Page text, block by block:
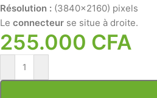
Résolution : (3840×2160) pixels
Le connecteur se situe à droite.
255.000 CFA